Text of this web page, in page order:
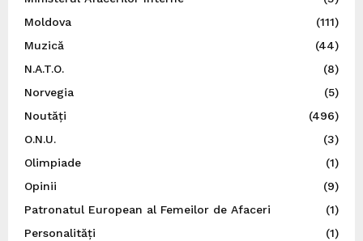
Moldova
(111)
Muzică
(44)
N.A.T.O.
(8)
Norvegia
(5)
Noutăți
(496)
O.N.U.
(3)
Olimpiade
(1)
Opinii
(9)
Patronatul European al Femeilor de Afaceri
(1)
Personalități
(1)